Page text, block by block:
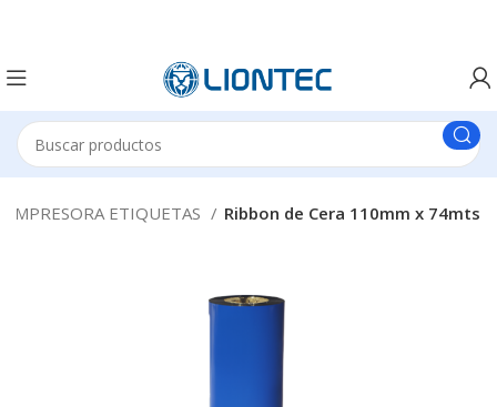
IMPRESORA ETIQUETAS Ribbon de Cera 110mm x 74mts